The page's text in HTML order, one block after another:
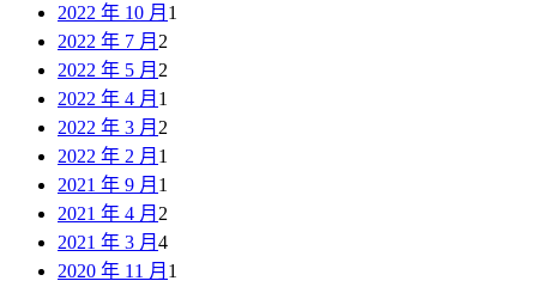
2022 年 10 月 1
2022 年 7 月 2
2022 年 5 月 2
2022 年 4 月 1
2022 年 3 月 2
2022 年 2 月 1
2021 年 9 月 1
2021 年 4 月 2
2021 年 3 月 4
2020 年 11 月 1